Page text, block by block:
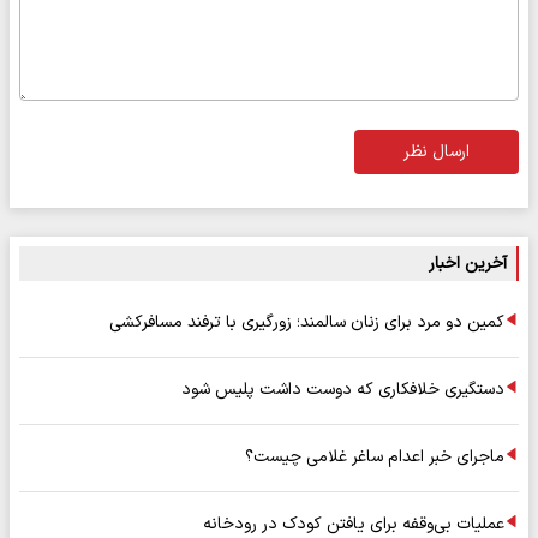
ارسال نظر
آخرین اخبار
کمین دو مرد برای زنان سالمند؛ زورگیری با ترفند مسافرکشی
دستگیری خلافکاری که دوست داشت پلیس شود
ماجرای خبر اعدام ساغر غلامی چیست؟
عملیات بی‌وقفه برای یافتن کودک در رودخانه